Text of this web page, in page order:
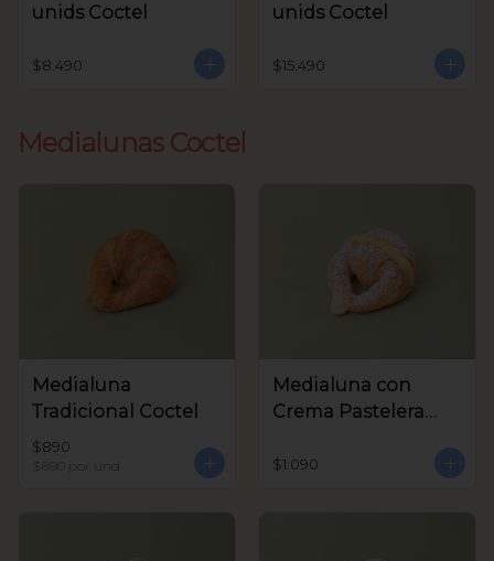
unids Coctel
$8.490
unids Coctel
$15.490
Medialunas Coctel
Medialuna
Tradicional Coctel
$890
$890 por und
Medialuna con
Crema Pastelera
$1.090